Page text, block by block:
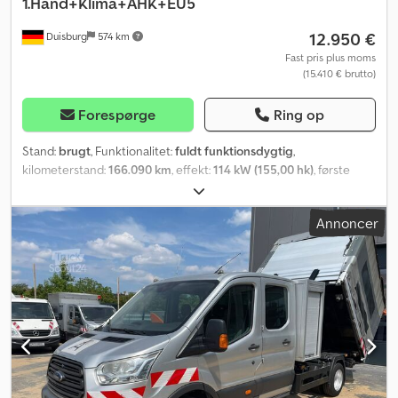
Duisburg 574 km 12.950 €
Fast pris plus moms
(15.410 € brutto)
Forespørge Ring op
Stand: brugt, Funktionalitet:fuldt funktionsdygtig,
kilometerstand:166.090 km , effekt:114 kW (155,00 hk) , første
, brændstoftype:
maksimal lastvægt:1.510 kg, samlet vægt:4.690 kg,
akslekonfiguration:4x2 , næste syn (TÜV):06/2027
, brændstof:
diesel, farve:sølvfarvet, førerhus:anden , geartype:mekanisk,
antal gear:6, emissionsklasse:Euro 5, antal sæder:
, samlet
længde:6.400 mm, samlet bredde:2.300 mm, total højde:2.890
mm, tilladt akselbelastning (aksel 1):1.850 kg , tilladt
akselbelastning (aksel 2):3.300 kg, længde af lastrum: 2.300 mm,
læsningsbredde:2.100 mm, lastepladshøjde:1.800 mm
, antal
tidligere ejere:1, Udstyr:ABS, airbag, bordincomputer,
centrallås, elektrisk rudehejs, elektronisk stabilitetsprogram
(ESP), immobilizersystem, klimaanlæg, lastbilregistrering,
Annoncer